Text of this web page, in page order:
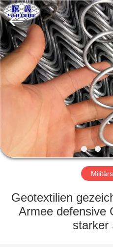
HEIM
PRODUKTE
Wire
Mesh
Co.,
Ltd..
All
Rights
Reserved.
Geotextilien
Armee defensive
starker